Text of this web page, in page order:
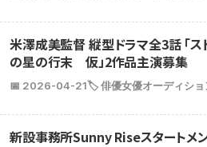
米澤成美監督 縦型ドラマ全3話 「
の星の行末 仮」2作品主演募集
📅 2026-04-21🏷️ 俳優女優オーディショ
新設事務所Sunny Riseスタートメ